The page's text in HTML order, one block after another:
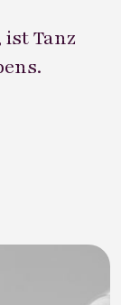
Tanz